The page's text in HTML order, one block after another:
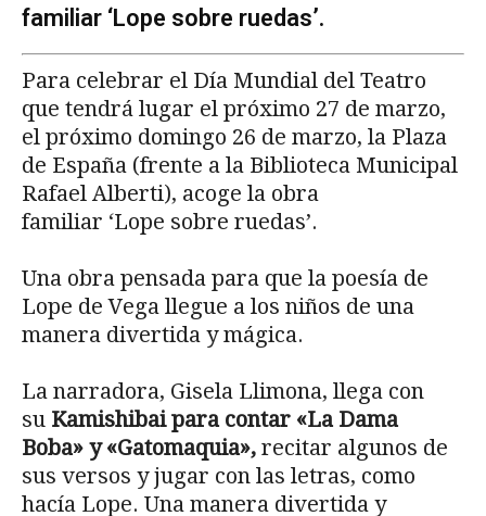
familiar ‘Lope sobre ruedas’.
Para celebrar el Día Mundial del Teatro
que tendrá lugar el próximo 27 de marzo,
el próximo domingo 26 de marzo, la Plaza
de España (frente a la Biblioteca Municipal
Rafael Alberti), acoge la obra
familiar ‘Lope sobre ruedas’.
Una obra pensada para que la poesía de
Lope de Vega llegue a los niños de una
manera divertida y mágica.
La narradora, Gisela Llimona, llega con
su Kamishibai para contar «La Dama
Boba» y «Gatomaquia», recitar algunos de
sus versos y jugar con las letras, como
hacía Lope. Una manera divertida y